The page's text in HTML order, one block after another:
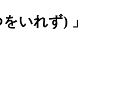
いれず) 」